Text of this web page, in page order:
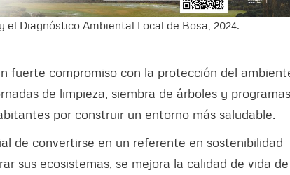
Diagnóstico Ambiental Local de Bosa, 2024.
fuerte compromiso con la protección del
de limpieza, siembra de árboles y
por construir un entorno más saludable.
de convertirse en un referente en sostenibilidad
sus ecosistemas, se mejora la calidad de vida